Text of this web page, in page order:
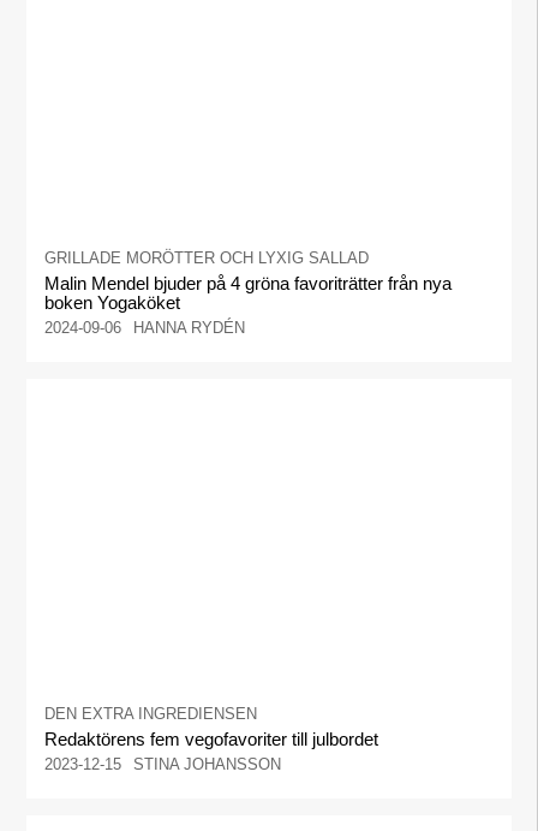
GRILLADE MORÖTTER OCH LYXIG SALLAD
Malin Mendel bjuder på 4 gröna favoriträtter från nya
boken Yogaköket
2024-09-06 HANNA RYDÉN
DEN EXTRA INGREDIENSEN
Redaktörens fem vegofavoriter till julbordet
2023-12-15 STINA JOHANSSON